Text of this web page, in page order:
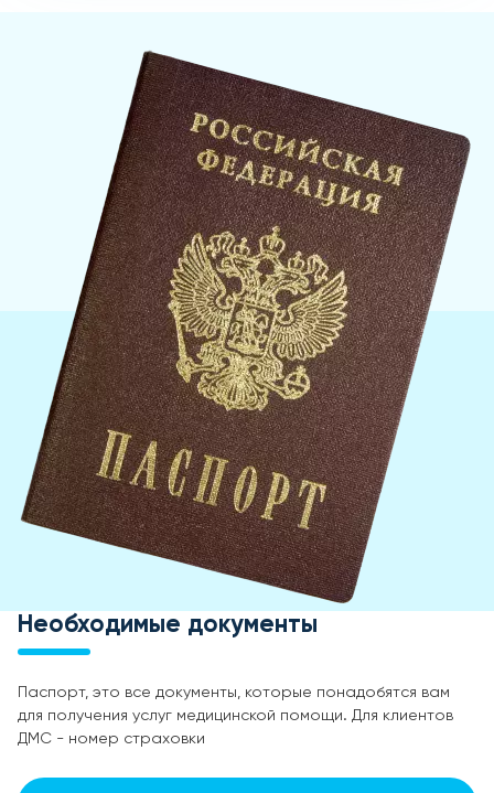
Необходимые документы
Паспорт, это все документы, которые понадобятся вам
для получения услуг медицинской помощи. Для клиентов
ДМС - номер страховки